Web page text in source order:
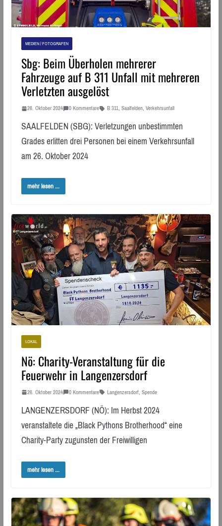
MEDIEN / FOTOGRAFEN
Sbg: Beim Überholen mehrerer
Fahrzeuge auf B 311 Unfall mit mehreren
Verletzten ausgelöst
26. Oktober 2024 0 Kommentare B 311, Saalfelden, Verkehrsunfall
SAALFELDEN (SBG): Verletzungen unbestimmten
Grades erlitten drei Personen bei einem Verkehrsunfall
am 26. Oktober 2024
mehr lesen ...
LOKAL
Nö: Charity-Veranstaltung für die
Feuerwehr in Langenzersdorf
26. Oktober 2024 0 Kommentare Langenzersdorf, Spende
LANGENZERSDORF (NÖ): Im Herbst 2024
veranstaltete die „Black Pythons Brotherhood“ eine
Charity-Party zugunsten der Freiwilligen
mehr lesen ...